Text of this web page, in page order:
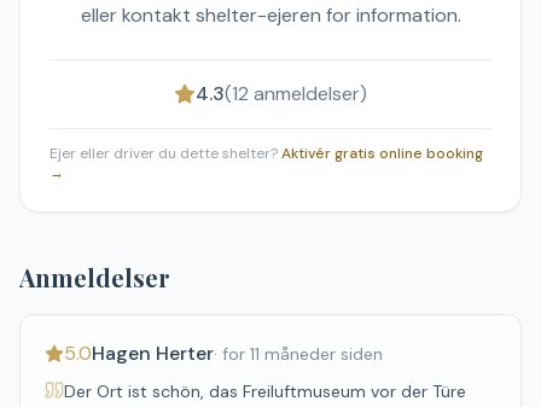
eller kontakt shelter-ejeren for information.
4.3(12 anmeldelser)
Ejer eller driver du dette shelter?Aktivér gratis online booking
→
Anmeldelser
5.0Hagen Herter· for 11 måneder siden
Der Ort ist schön, das Freiluftmuseum vor der Türe